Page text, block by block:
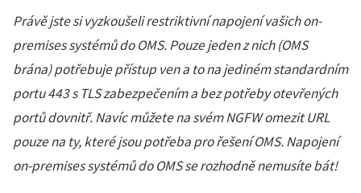
Právě jste si vyzkoušeli restriktivní napojení vašich on-
premises systémů do OMS. Pouze jeden z nich (OMS
brána) potřebuje přístup ven a to na jediném standardním
portu 443 s TLS zabezpečením a bez potřeby otevřených
portů dovnitř. Navíc můžete na svém NGFW omezit URL
pouze na ty, které jsou potřeba pro řešení OMS. Napojení
on-premises systémů do OMS se rozhodně nemusíte bát!